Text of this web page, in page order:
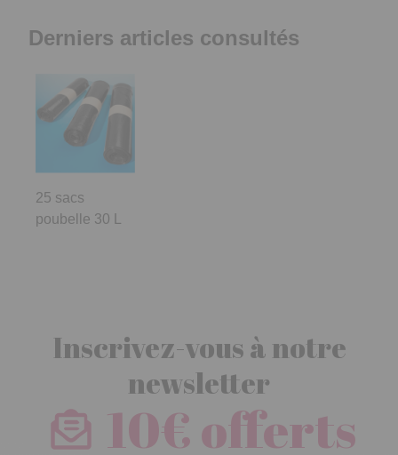
Derniers articles consultés
25 sacs
poubelle 30 L
Inscrivez-vous à notre
newsletter
10€ offerts